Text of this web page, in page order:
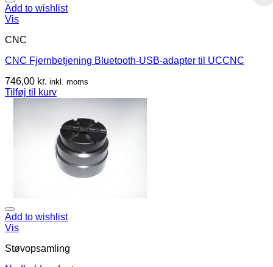
Add to wishlist
Vis
CNC
CNC Fjernbetjening Bluetooth-USB-adapter til UCCNC
746,00 kr. inkl. moms
Tilføj til kurv
Add to wishlist
Vis
Støvopsamling